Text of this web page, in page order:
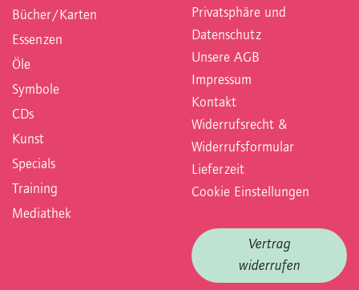
Bücher/Karten
Essenzen
Öle
Symbole
CDs
Kunst
Specials
Training
Mediathek
Privatsphäre und
Datenschutz
Unsere AGB
Impressum
Kontakt
Widerrufsrecht &
Widerrufsformular
Lieferzeit
Cookie Einstellungen
Vertrag
widerrufen